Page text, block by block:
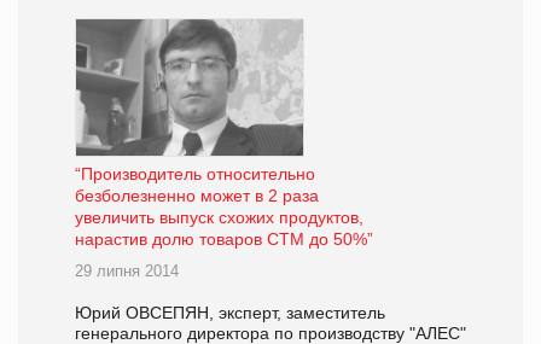
“Производитель относительно
безболезненно может в 2 раза
увеличить выпуск схожих продуктов,
нарастив долю товаров СТМ до 50%”
29 липня 2014
Юрий ОВСЕПЯН, эксперт, заместитель
генерального директора по производству "АЛЕС"